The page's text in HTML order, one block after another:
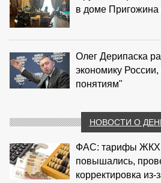
в доме Пригожина
Олег Дерипаска
экономику
понятиям"
НОВОСТИ О
ФАС: тарифы ЖКХ
повышались,
корректировка